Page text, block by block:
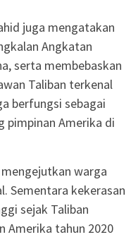
juga mengatakan
Angkatan
serta membebaskan
Taliban terkenal
berfungsi sebagai
pimpinan Amerika di
warga
Sementara kekerasan
sejak Taliban
Amerika tahun 2020